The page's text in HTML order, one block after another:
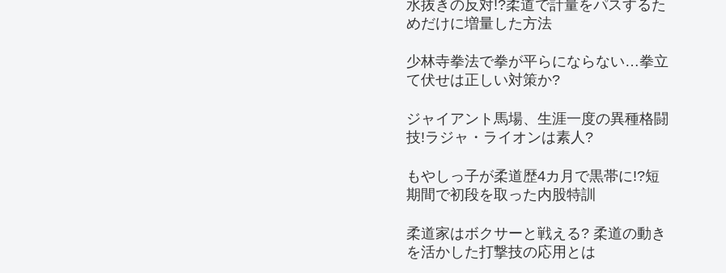
水抜きの反対!?柔道で計量をパスするた
めだけに増量した方法
少林寺拳法で拳が平らにならない…拳立
て伏せは正しい対策か?
ジャイアント馬場、生涯一度の異種格闘
技!ラジャ・ライオンは素人?
もやしっ子が柔道歴4カ月で黒帯に!?短
期間で初段を取った内股特訓
柔道家はボクサーと戦える? 柔道の動き
を活かした打撃技の応用とは